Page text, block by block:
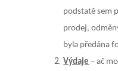
podstatě sem
prodej,
byla předána
Výdaje – ač